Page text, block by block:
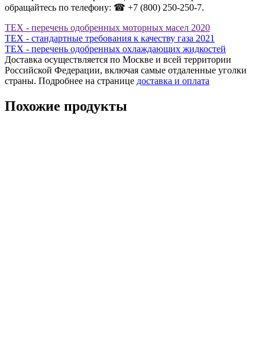
обращайтесь по телефону: ☎ +7 (800) 250-250-7.
ТЕХ - перечень одобренных моторных масел 2020
ТЕХ - стандартные требования к качеству газа 2021
ТЕХ - перечень одобренных охлаждающих жидкостей
Доставка осуществляется по Москве и всей территории
Российской Федерации, включая самые отдаленные уголки
страны. Подробнее на странице доставка и оплата
Похожие продукты